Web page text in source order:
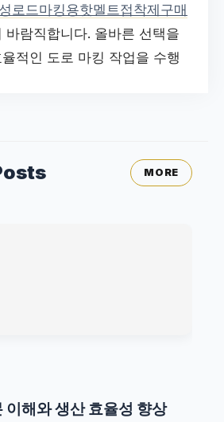
로드마킹용핫멜트접착제구매
바람직합니다. 올바른 선택을
적인 도로 마킹 작업을 수행
MORE
이해와 생산 효율성 향상